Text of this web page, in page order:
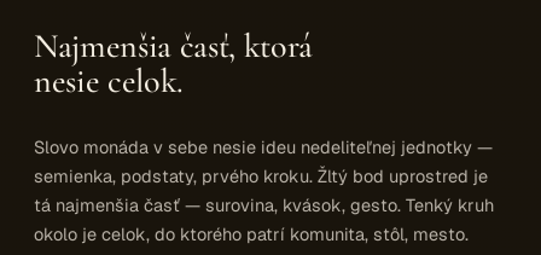
Najmenšia časť, ktorá
nesie celok.
Slovo monáda v sebe nesie ideu nedeliteľnej jednotky —
semienka, podstaty, prvého kroku. Žltý bod uprostred je
tá najmenšia časť — surovina, kvások, gesto. Tenký kruh
okolo je celok, do ktorého patrí komunita, stôl, mesto.